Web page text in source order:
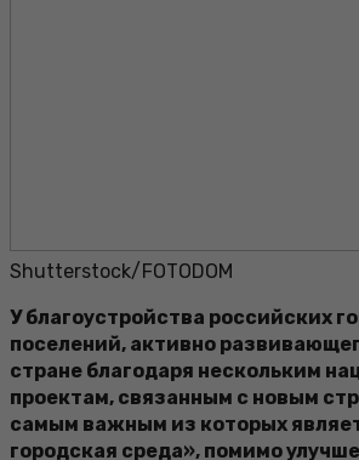
Shutterstock/FOTODOM
У благоустройства российских
поселений, активно
стране благодаря нескольким
проектам, связанным с новым
самым важным из которых
городская среда», помимо